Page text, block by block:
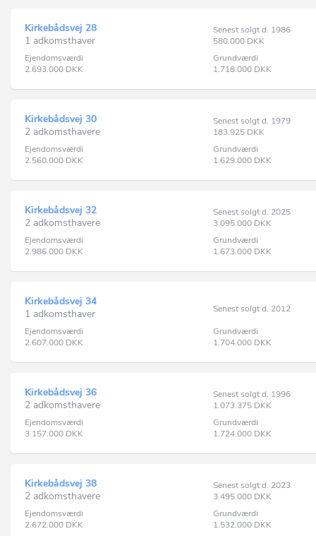
Kirkebådsvej 28
1 adkomsthaver
Senest solgt d. 1986
580.000 DKK
Ejendomsværdi
2.693.000 DKK
Grundværdi
1.718.000 DKK
Kirkebådsvej 30
2 adkomsthavere
Senest solgt d. 1979
183.925 DKK
Ejendomsværdi
2.560.000 DKK
Grundværdi
1.629.000 DKK
Kirkebådsvej 32
2 adkomsthavere
Senest solgt d. 2025
3.095.000 DKK
Ejendomsværdi
2.986.000 DKK
Grundværdi
1.673.000 DKK
Kirkebådsvej 34
1 adkomsthaver
Senest solgt d. 2012
Ejendomsværdi
2.607.000 DKK
Grundværdi
1.704.000 DKK
Kirkebådsvej 36
2 adkomsthavere
Senest solgt d. 1996
1.073.375 DKK
Ejendomsværdi
3.157.000 DKK
Grundværdi
1.724.000 DKK
Kirkebådsvej 38
2 adkomsthavere
Senest solgt d. 2023
3.495.000 DKK
Ejendomsværdi
2.672.000 DKK
Grundværdi
1.532.000 DKK